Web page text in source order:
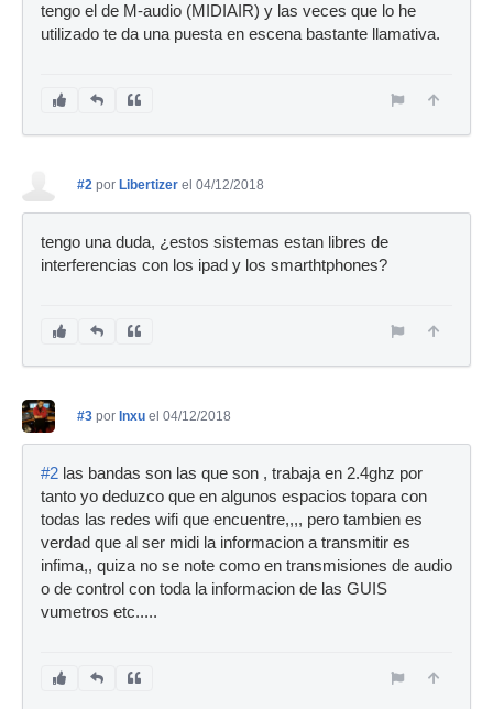
tengo el de M-audio (MIDIAIR) y las veces que lo he
utilizado te da una puesta en escena bastante llamativa.
#2 por Libertizer el 04/12/2018
tengo una duda, ¿estos sistemas estan libres de
interferencias con los ipad y los smarthtphones?
#3 por Inxu el 04/12/2018
#2 las bandas son las que son , trabaja en 2.4ghz por
tanto yo deduzco que en algunos espacios topara con
todas las redes wifi que encuentre,,,, pero tambien es
verdad que al ser midi la informacion a transmitir es
infima,, quiza no se note como en transmisiones de audio
o de control con toda la informacion de las GUIS
vumetros etc.....